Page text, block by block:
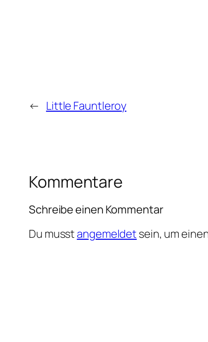
← Little Fauntleroy
Kommentare
Schreibe einen Kommentar
Du musst angemeldet sein, um